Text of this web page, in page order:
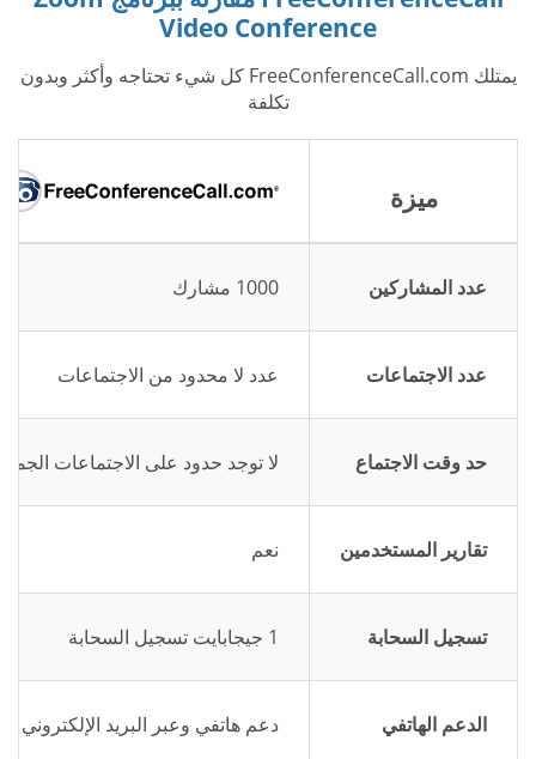
Video Conference
يمتلك FreeConferenceCall.com كل شيء تحتاجه وأكثر وبدون
تكلفة
ميزة
عدد المشاركين 1000 مشارك
عدد الاجتماعات عدد لا محدود من الاجتماعات
حد وقت الاجتماع لا توجد حدود على الاجتماعات
تقارير المستخدمين نعم
تسجيل السحابة 1 جيجابايت تسجيل السحابة
الدعم الهاتفي دعم هاتفي وعبر البريد الإلكتروني